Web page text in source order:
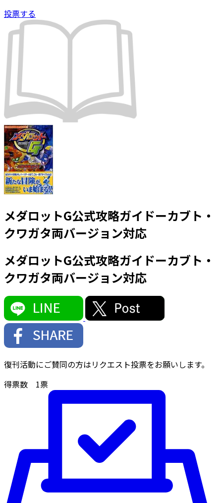
投票する
メダロットG公式攻略ガイドーカブト・
クワガタ両バージョン対応
メダロットG公式攻略ガイドーカブト・
クワガタ両バージョン対応
復刊活動にご賛同の方はリクエスト投票をお願いします。
得票数 1票